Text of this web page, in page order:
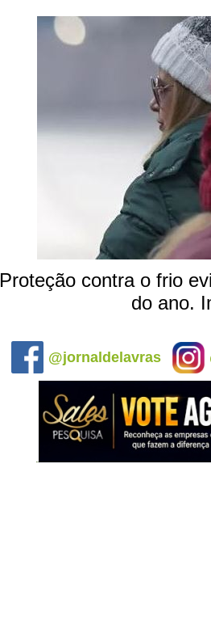
Proteção contra o frio
do ano.
@jornaldelavras